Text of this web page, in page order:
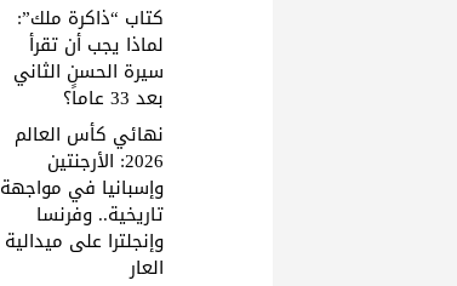
كتاب “ذاكرة ملك”:
لماذا يجب أن تقرأ
سيرة الحسن الثاني
بعد 33 عاماً؟
نهائي كأس العالم
2026: الأرجنتين
وإسبانيا في مواجهة
تاريخية.. وفرنسا
وإنجلترا على ميدالية
العار